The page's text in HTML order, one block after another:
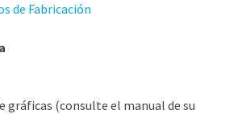
de Fabricación
gráficas (consulte el manual de su